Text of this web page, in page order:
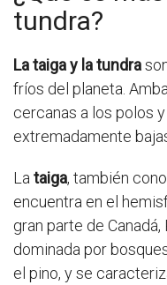
tundra?
La taiga y la tundra
fríos del planeta.
cercanas a los polos
extremadamente
La taiga, también
encuentra en el
gran parte de Canadá,
dominada por
el pino, y se